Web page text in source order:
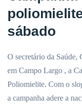
sábado
O secretário da Saúde,
em Campo Largo , a
Poliomielite. Com o
a campanha adere a